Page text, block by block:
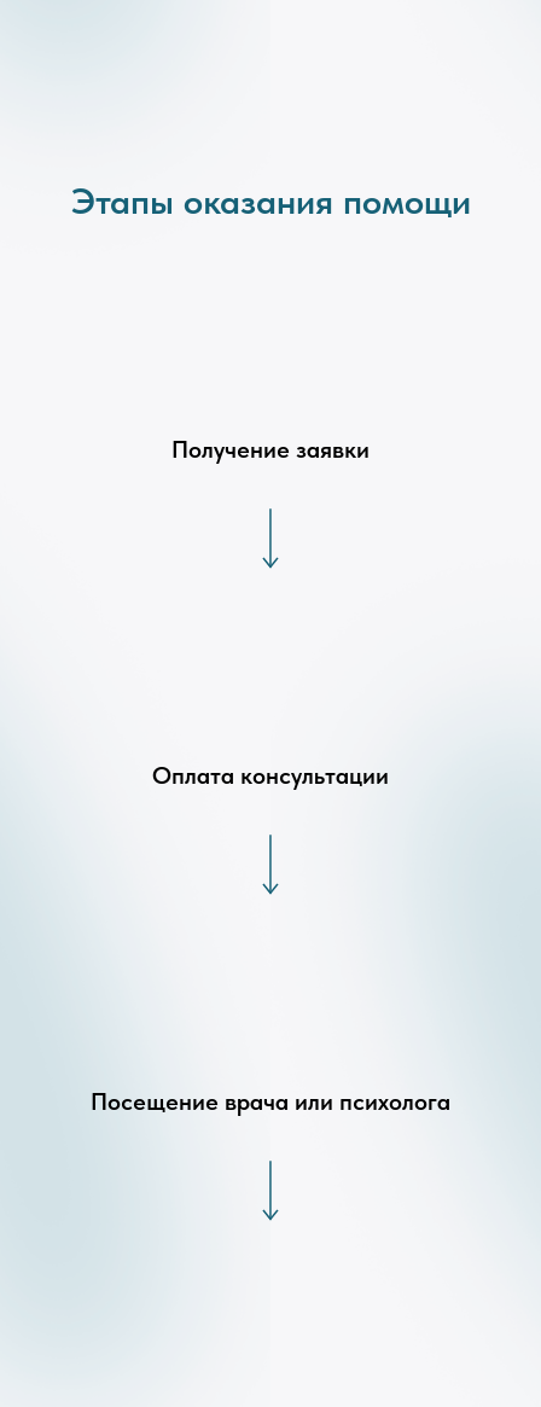
Этапы оказания помощи
Получение заявки
Оплата консультации
Посещение врача или психолога